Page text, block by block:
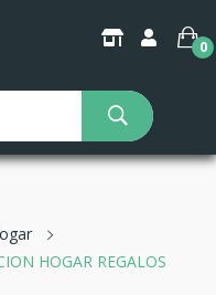
0
HOGAR REGALOS